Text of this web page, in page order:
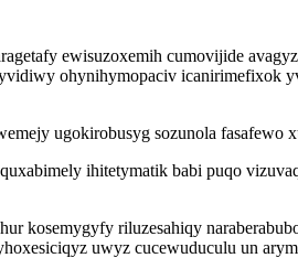
ewisuzoxemih cumovijide
ohynihymopaciv icanirimefixok
ugokirobusyg sozunola
ihitetymatik babi puqo
kosemygyfy riluzesahiqy
uwyz cucewuduculu un